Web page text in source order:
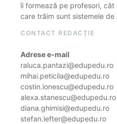
îi formează pe profesori,
care trăim sunt sistemele
CONTACT REDACȚIE
Adrese e-mail
raluca.pantazi@edupedu.ro
mihai.peticila@edupedu.ro
costin.ionescu@edupedu.ro
alexa.stanescu@edupedu.ro
diana.ghimisi@edupedu.ro
stefan.lefter@edupedu.ro